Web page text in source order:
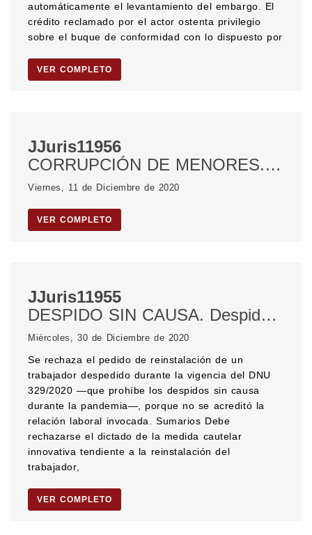
automáticamente el levantamiento del embargo. El
crédito reclamado por el actor ostenta privilegio
sobre el buque de conformidad con lo dispuesto por
VER COMPLETO
JJuris11956
CORRUPCIÓN DE MENORES. Pornografía infantil.
Viernes, 11 de Diciembre de 2020
VER COMPLETO
JJuris11955
DESPIDO SIN CAUSA. Despidos en la pandemia. Prohibición de despidos en la pandemia. DECRETO DE NECESIDAD Y URGENCIA. EMERGENCIA SANITARIA. PANDEMIA. CORONAVIRUS. MEDIDA CAUTELAR. Medida cautelar innovativa. REINSTALACIÓN DEL TRABAJADOR. Verosimilitud del derecho. Peligro en la demora. PLATAFORMAS DIGITALES. Trabajador que presta servicios mediante plataformas digitales.
Miércoles, 30 de Diciembre de 2020
Se rechaza el pedido de reinstalación de un
trabajador despedido durante la vigencia del DNU
329/2020 —que prohíbe los despidos sin causa
durante la pandemia—, porque no se acreditó la
relación laboral invocada. Sumarios Debe
rechazarse el dictado de la medida cautelar
innovativa tendiente a la reinstalación del
trabajador,
VER COMPLETO